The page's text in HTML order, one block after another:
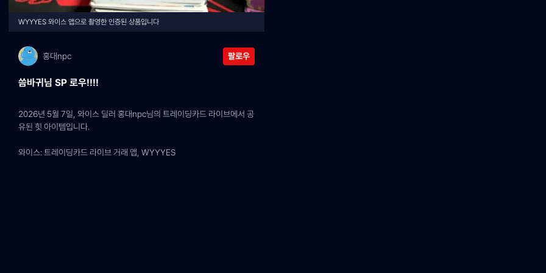
WYYYES 와이스 앱으로 촬영한 인증된 상품입니다
홍대npc 팔로우
씀바귀님 SP 로우!!!!
2026년 5월 7일, 와이스 딜러 홍대npc님의 트레이딩카드 라이브에서 공
유된 힛 아이템입니다.
와이스: 트레이딩카드 라이브 거래 앱, WYYYES